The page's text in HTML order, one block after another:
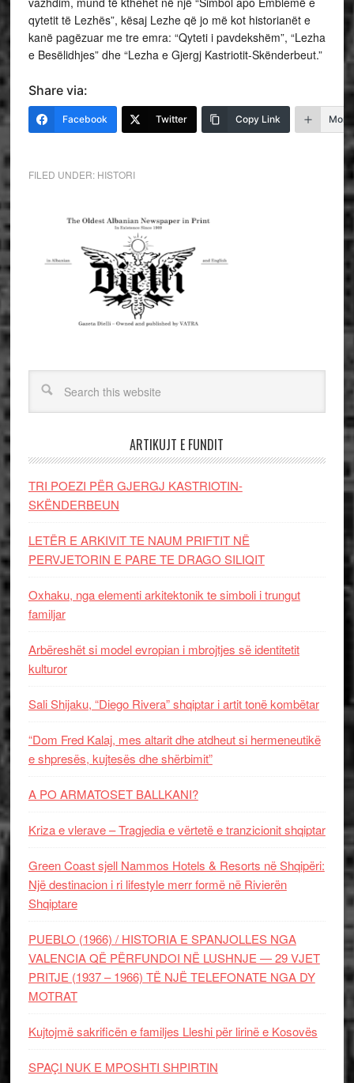
qytetit të Lezhës”, kësaj Lezhe që jo më kot historianët e
kanë pagëzuar me tre emra: “Qyteti i pavdekshëm”, “Lezha
e Besëlidhjes” dhe “Lezha e Gjergj Kastriotit-Skënderbeut.”
Share via:
Facebook Twitter Copy Link More
FILED UNDER: HISTORI
ARTIKUJT E FUNDIT
TRI POEZI PËR GJERGJ KASTRIOTIN-
SKËNDERBEUN
LETËR E ARKIVIT TE NAUM PRIFTIT NË
PERVJETORIN E PARE TE DRAGO SILIQIT
Oxhaku, nga elementi arkitektonik te simboli i trungut
familjar
Arbëreshët si model evropian i mbrojtjes së identitetit
kulturor
Sali Shijaku, “Diego Rivera” shqiptar i artit tonë kombëtar
“Dom Fred Kalaj, mes altarit dhe atdheut si hermeneutikë
e shpresës, kujtesës dhe shërbimit”
A PO ARMATOSET BALLKANI?
Kriza e vlerave – Tragjedia e vërtetë e tranzicionit shqiptar
Green Coast sjell Nammos Hotels & Resorts në Shqipëri:
Një destinacion i ri lifestyle merr formë në Rivierën
Shqiptare
PUEBLO (1966) / HISTORIA E SPANJOLLES NGA
VALENCIA QË PËRFUNDOI NË LUSHNJE — 29 VJET
PRITJE (1937 – 1966) TË NJË TELEFONATE NGA DY
MOTRAT
Kujtojmë sakrificën e familjes Lleshi për lirinë e Kosovës
SPAÇI NUK E MPOSHTI SHPIRTIN